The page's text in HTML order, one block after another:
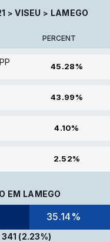
> VISEU > LAMEGO
PERCENT
45.28%
43.99%
4.10%
2.52%
EM LAMEGO
35.14%
341 (2.23%)